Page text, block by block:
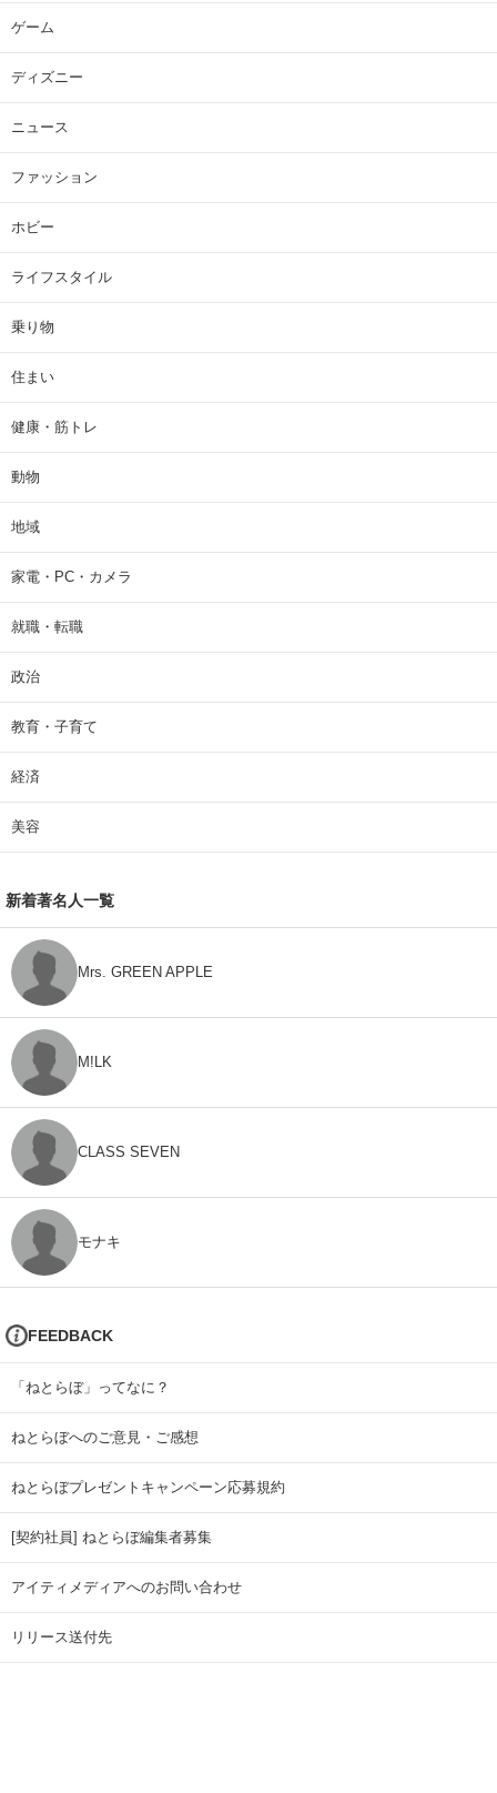
ゲーム
ディズニー
ニュース
ファッション
ホビー
ライフスタイル
乗り物
住まい
健康・筋トレ
動物
地域
家電・PC・カメラ
就職・転職
政治
教育・子育て
経済
美容
新着著名人一覧
Mrs. GREEN APPLE
M!LK
CLASS SEVEN
モナキ
FEEDBACK
「ねとらぼ」ってなに？
ねとらぼへのご意見・ご感想
ねとらぼプレゼントキャンペーン応募規約
[契約社員] ねとらぼ編集者募集
アイティメディアへのお問い合わせ
リリース送付先